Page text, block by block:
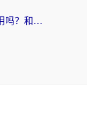
海外党必看：Quickback VPN好用吗？和小黑牛VPN对比哪个回国效果更好？附真实体验+避坑指南